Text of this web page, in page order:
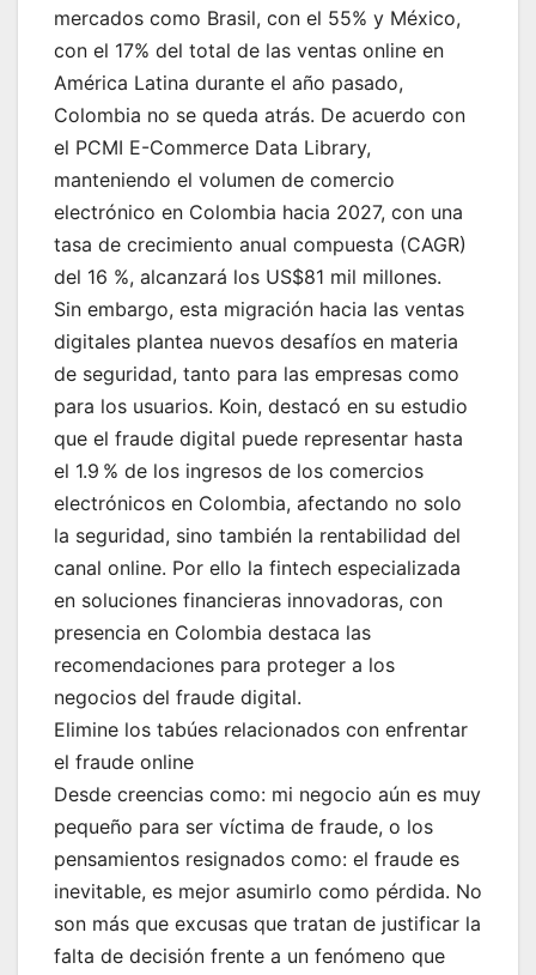
mercados como Brasil, con el 55% y México,
con el 17% del total de las ventas online en
América Latina durante el año pasado,
Colombia no se queda atrás. De acuerdo con
el PCMI E-Commerce Data Library,
manteniendo el volumen de comercio
electrónico en Colombia hacia 2027, con una
tasa de crecimiento anual compuesta (CAGR)
del 16 %, alcanzará los US$81 mil millones.
Sin embargo, esta migración hacia las ventas
digitales plantea nuevos desafíos en materia
de seguridad, tanto para las empresas como
para los usuarios. Koin, destacó en su estudio
que el fraude digital puede representar hasta
el 1.9 % de los ingresos de los comercios
electrónicos en Colombia, afectando no solo
la seguridad, sino también la rentabilidad del
canal online. Por ello la fintech especializada
en soluciones financieras innovadoras, con
presencia en Colombia destaca las
recomendaciones para proteger a los
negocios del fraude digital.
Elimine los tabúes relacionados con enfrentar
el fraude online
Desde creencias como: mi negocio aún es muy
pequeño para ser víctima de fraude, o los
pensamientos resignados como: el fraude es
inevitable, es mejor asumirlo como pérdida. No
son más que excusas que tratan de justificar la
falta de decisión frente a un fenómeno que